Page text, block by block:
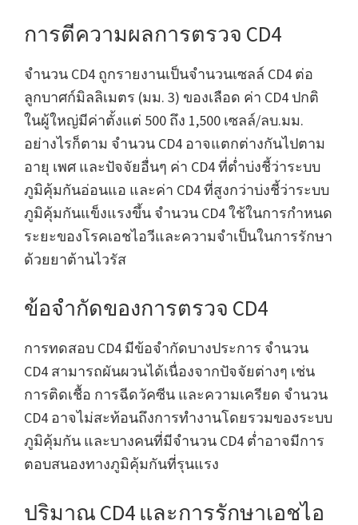
การตีความผลการตรวจ CD4
จำนวน CD4 ถูกรายงานเป็นจำนวนเซลล์ CD4 ต่อ
ลูกบาศก์มิลลิเมตร (มม. 3) ของเลือด ค่า CD4 ปกติ
ในผู้ใหญ่มีค่าตั้งแต่ 500 ถึง 1,500 เซลล์/ลบ.มม.
อย่างไรก็ตาม จำนวน CD4 อาจแตกต่างกันไปตาม
อายุ เพศ และปัจจัยอื่นๆ ค่า CD4 ที่ต่ำบ่งชี้ว่าระบบ
ภูมิคุ้มกันอ่อนแอ และค่า CD4 ที่สูงกว่าบ่งชี้ว่าระบบ
ภูมิคุ้มกันแข็งแรงขึ้น จำนวน CD4 ใช้ในการกำหนด
ระยะของโรคเอชไอวีและความจำเป็นในการรักษา
ด้วยยาต้านไวรัส
ข้อจำกัดของการตรวจ CD4
การทดสอบ CD4 มีข้อจำกัดบางประการ จำนวน
CD4 สามารถผันผวนได้เนื่องจากปัจจัยต่างๆ เช่น
การติดเชื้อ การฉีดวัคซีน และความเครียด จำนวน
CD4 อาจไม่สะท้อนถึงการทำงานโดยรวมของระบบ
ภูมิคุ้มกัน และบางคนที่มีจำนวน CD4 ต่ำอาจมีการ
ตอบสนองทางภูมิคุ้มกันที่รุนแรง
ปริมาณ CD4 และการรักษาเอชไอ